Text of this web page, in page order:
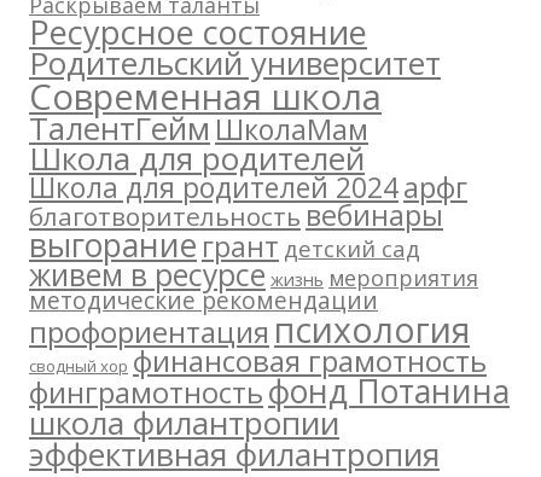
Ресурсное состояние
Родительский университет
Современная школа
ТалентГеймШколаМам
Школа для родителей
Школа для родителей 2024арфг
благотворительностьвебинары
выгораниегрант детский сад
живем в ресурсе жизнь мероприятия
методические рекомендации
профориентация психология
сводный хор финансовая грамотность
финграмотностьфонд Потанина
школа филантропии
эффективная филантропия